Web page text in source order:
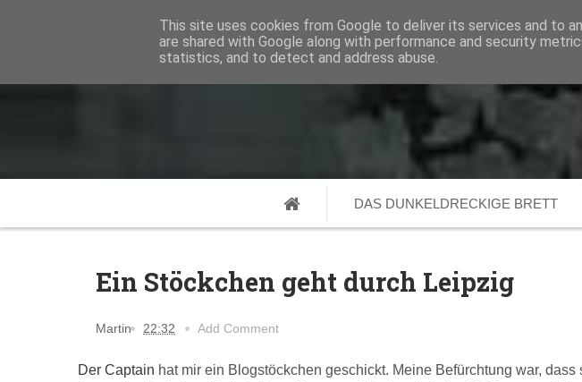
DAS DUNKELDRECKIGE BRETT
Ein Stöckchen geht durch Leipzig
Martin 22:32 Add Comment
Der Captain hat mir ein Blogstöckchen geschickt. Meine Befürchtung war,
This site uses cookies from Google to deliver its services and to
are shared with Google along with performance and security
statistics, and to detect and address abuse.